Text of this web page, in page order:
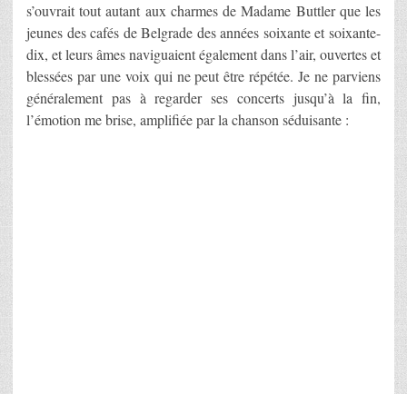
s’ouvrait tout autant aux charmes de Madame Buttler que les
jeunes des cafés de Belgrade des années soixante et soixante-
dix, et leurs âmes naviguaient également dans l’air, ouvertes et
blessées par une voix qui ne peut être répétée. Je ne parviens
généralement pas à regarder ses concerts jusqu’à la fin,
l’émotion me brise, amplifiée par la chanson séduisante :